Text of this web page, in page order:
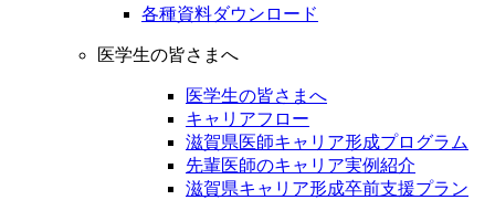
各種資料ダウンロード
医学生の皆さまへ
医学生の皆さまへ
キャリアフロー
滋賀県医師キャリア形成プログラム
先輩医師のキャリア実例紹介
滋賀県キャリア形成卒前支援プラン